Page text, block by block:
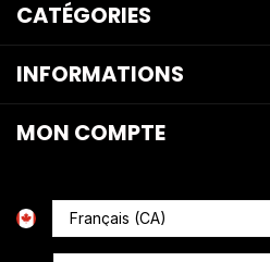
CATÉGORIES
INFORMATIONS
MON COMPTE